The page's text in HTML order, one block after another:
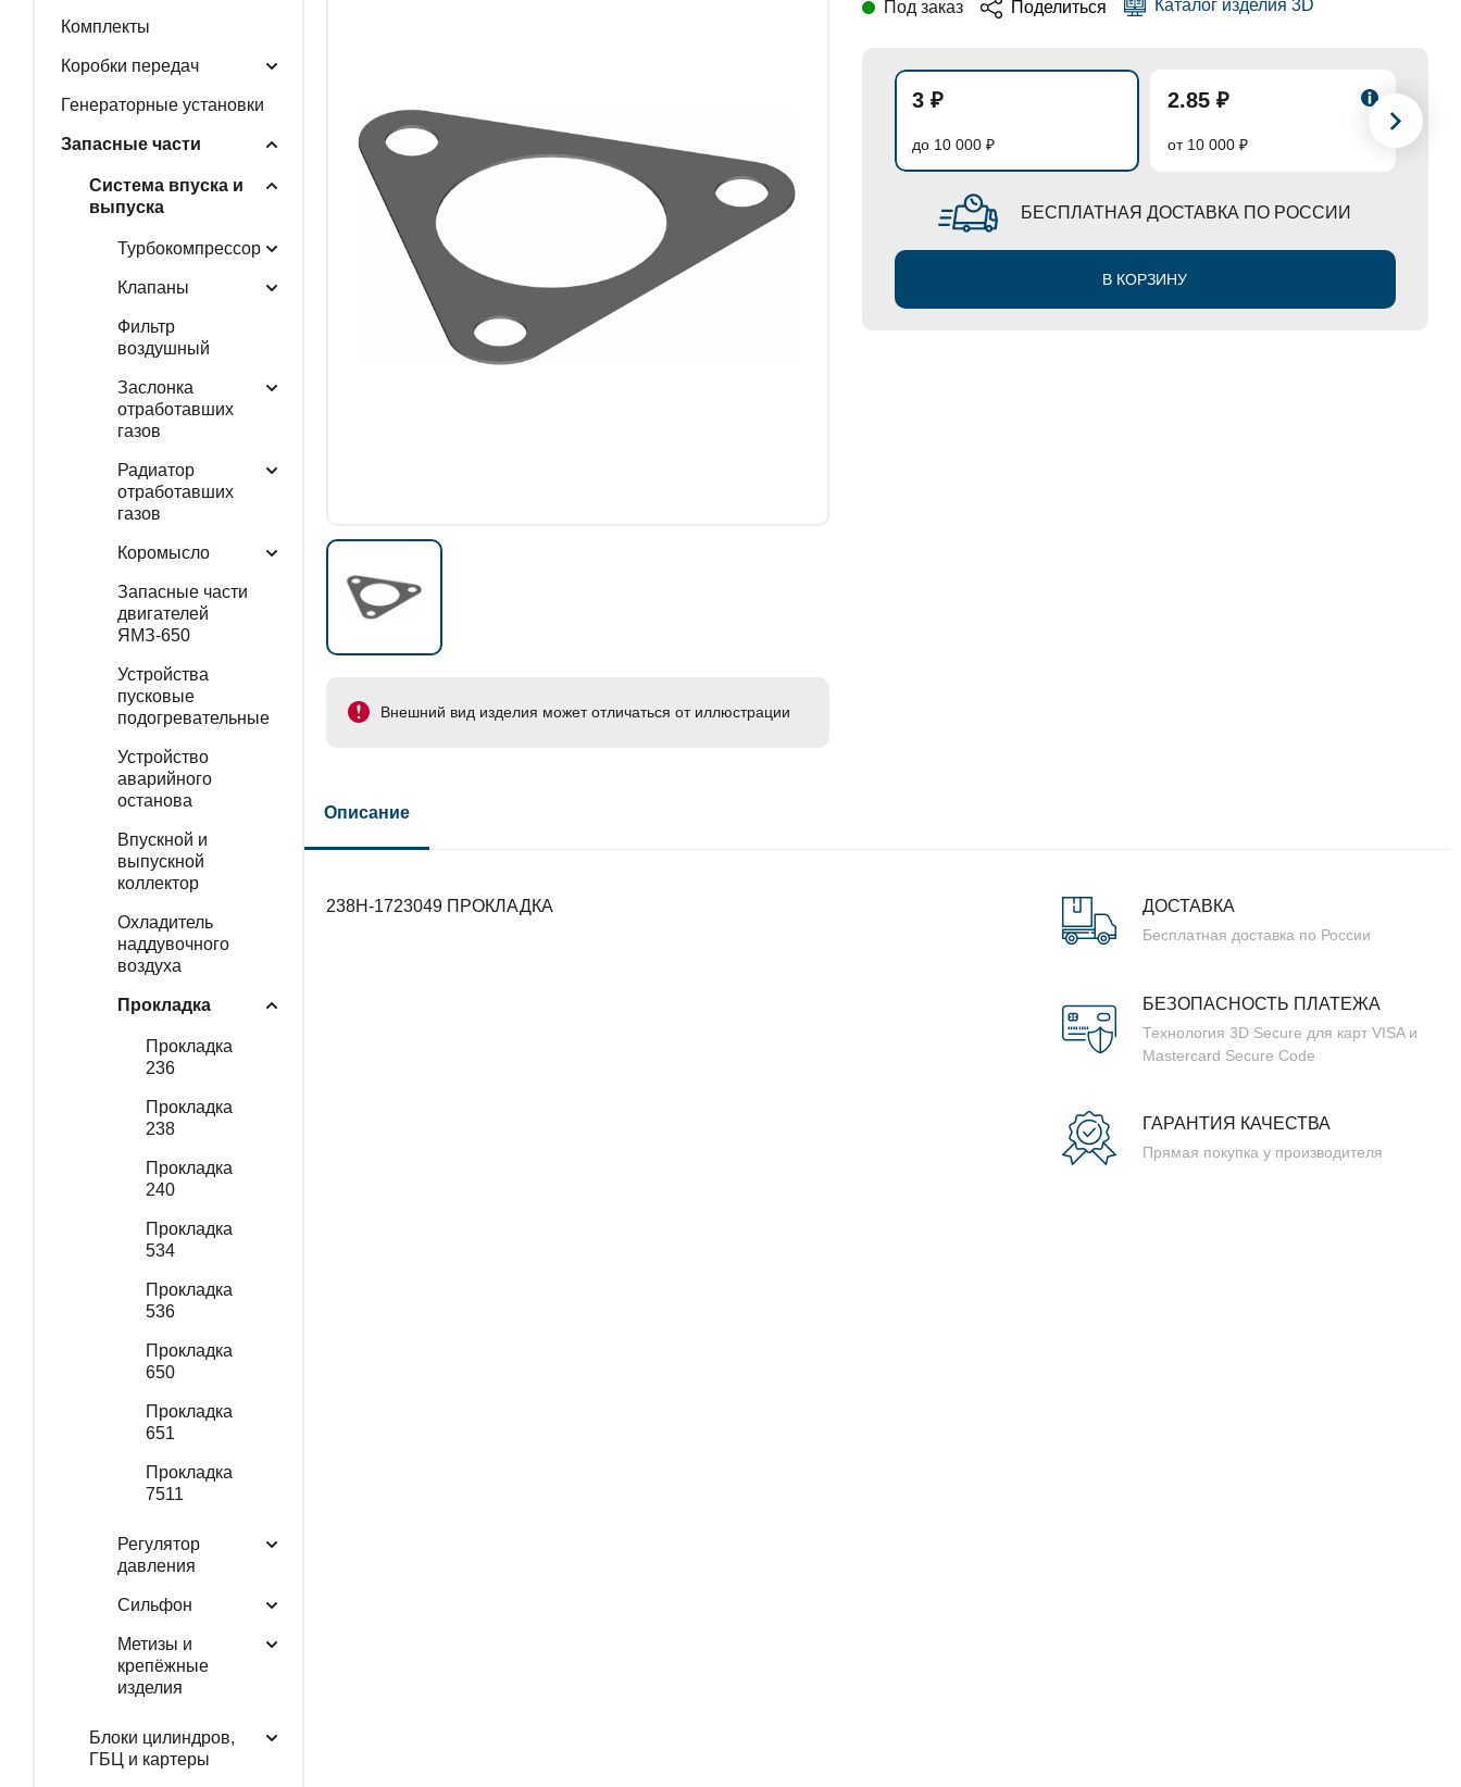
ЗАПАСНЫЕ ЧАСТИ
РАСПРОДАЖА
Комплекты
Коробки передач
Генераторные установки
Запасные части
Система впуска и
выпуска
Турбокомпрессор
Клапаны
Фильтр
воздушный
Заслонка
отработавших
газов
Радиатор
отработавших
газов
Коромысло
Запасные части
двигателей
ЯМЗ-650
Устройства
пусковые
подогревательные
Устройство
аварийного
останова
Впускной и
выпускной
коллектор
Охладитель
наддувочного
воздуха
Прокладка
Прокладка
236
Прокладка
238
Прокладка
240
Прокладка
534
Прокладка
536
Прокладка
650
Прокладка
651
Прокладка
7511
Регулятор
давления
Сильфон
Метизы и
крепёжные
изделия
Блоки цилиндров,
ГБЦ и картеры
Внешний вид изделия может отличаться от иллюстрации
Под заказ Поделиться Каталог изделия 3D
3 ₽
до 10 000 ₽
2.85 ₽
от 10 000 ₽
БЕСПЛАТНАЯ ДОСТАВКА ПО РОССИИ
В КОРЗИНУ
Описание
238Н-1723049 ПРОКЛАДКА ДОСТАВКА
Бесплатная доставка по России
БЕЗОПАСНОСТЬ ПЛАТЕЖА
Технология 3D Secure для карт VISA и
Mastercard Secure Code
ГАРАНТИЯ КАЧЕСТВА
Прямая покупка у производителя